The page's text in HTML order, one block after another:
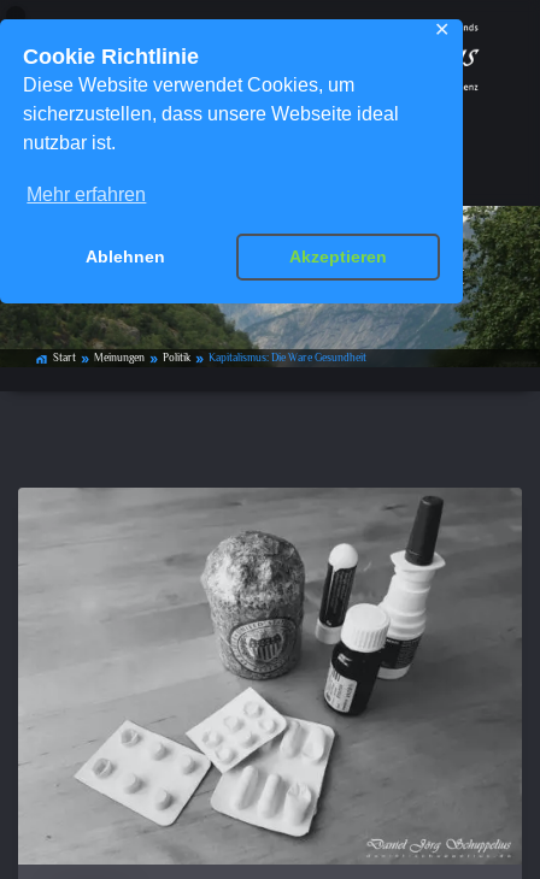
Cookie Richtlinie
Diese Website verwendet Cookies, um
sicherzustellen, dass unsere Webseite ideal
nutzbar ist.
Mehr erfahren
Ablehnen Akzeptieren
✕
Kapitalismus: Die Ware Gesundheit
home_work Start double_arrow Meinungen double_arrow Politik double_arrow Kapitalismus: Die Ware Gesundheit